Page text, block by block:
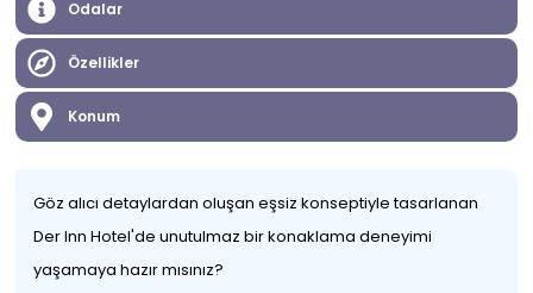
Odalar
Özellikler
Konum
Göz alıcı detaylardan oluşan eşsiz konseptiyle tasarlanan
Der Inn Hotel'de unutulmaz bir konaklama deneyimi
yaşamaya hazır mısınız?